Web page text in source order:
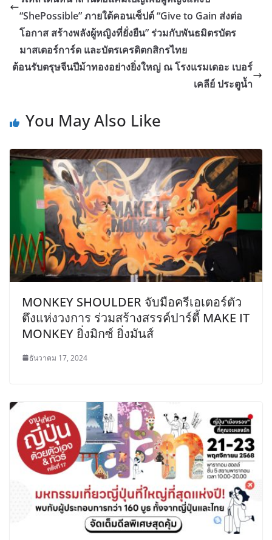
“ShePossible” ภายใต้คอนเซ็ปต์ “Give to Gain ส่งต่อ
โอกาส สร้างพลังผู้หญิงที่ยั่งยืน” ร่วมกับพันธมิตรบัตร
มาสเตอร์การ์ด และบัตรเครดิตกสิกรไทย
ต้อนรับตรุษจีนปีม้าทองอย่างยิ่งใหญ่ ณ โรงแรมเดอะ เบอร์
เคลีย์ ประตูน้ำ
You May Also Like
MONKEY SHOULDER จับมือครีเอเตอร์ตัว
ตึงแห่งวงการ ร่วมสร้างสรรค์ปาร์ตี้ MAKE IT
MONKEY ยิ่งมิกซ์ ยิ่งมันส์
ธันวาคม 17, 2024